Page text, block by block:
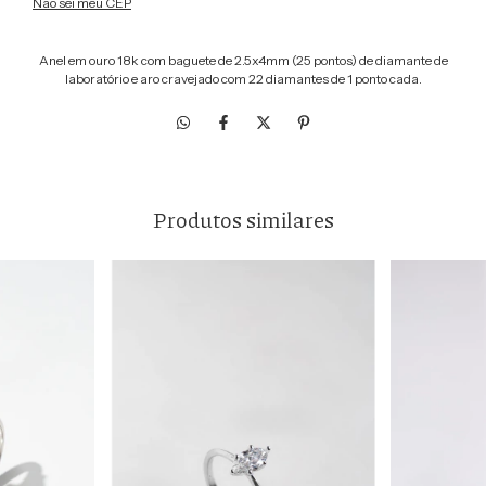
Anel em ouro 18k com baguete de 2.5x4mm (25 pontos) de diamante de
laboratório e aro cravejado com 22 diamantes de 1 ponto cada.
Produtos similares